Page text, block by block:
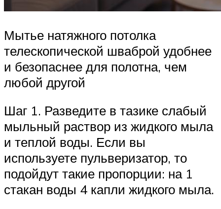
Мытье натяжного потолка
телескопической шваброй удобнее
и безопаснее для полотна, чем
любой другой
Шаг 1. Разведите в тазике слабый
мыльный раствор из жидкого мыла
и теплой воды. Если вы
используете пульверизатор, то
подойдут такие пропорции: на 1
стакан воды 4 капли жидкого мыла.